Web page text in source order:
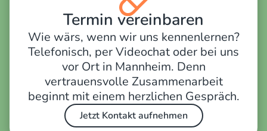
Termin vereinbaren
Wie wärs, wenn wir uns kennenlernen?
Telefonisch, per Videochat oder bei uns
vor Ort in Mannheim. Denn
vertrauensvolle Zusammenarbeit
beginnt mit einem herzlichen Gespräch.
Jetzt Kontakt aufnehmen